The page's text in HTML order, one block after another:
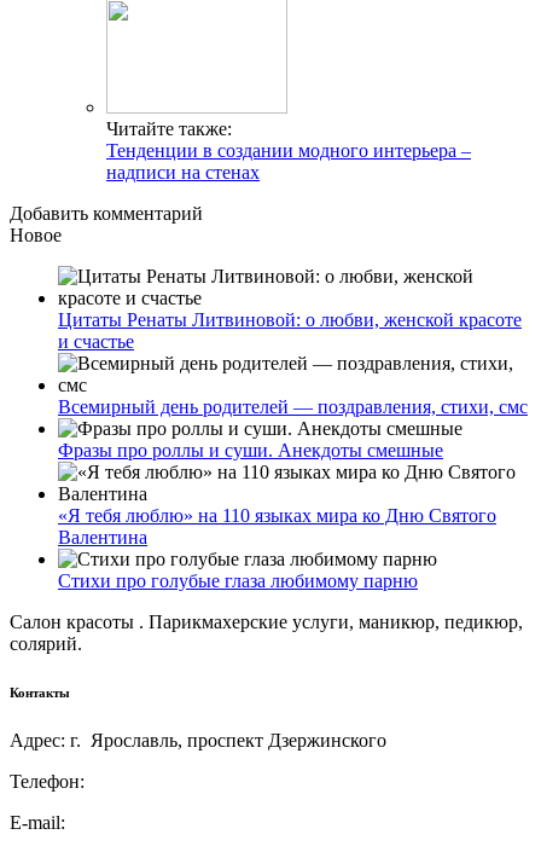
Читайте также:
Тенденции в создании модного интерьера –
надписи на стенах
Добавить комментарий
Новое
Цитаты Ренаты Литвиновой: о любви, женской красоте
и счастье
Всемирный день родителей — поздравления, стихи, смс
Фразы про роллы и суши. Анекдоты смешные
«Я тебя люблю» на 110 языках мира ко Дню Святого
Валентина
Стихи про голубые глаза любимому парню
Салон красоты . Парикмахерские услуги, маникюр, педикюр,
солярий.
Контакты
Адрес: г. Ярославль, проспект Дзержинского
Телефон:
E-mail: